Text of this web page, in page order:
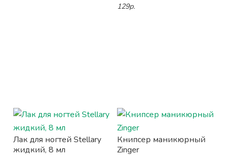
129р.
Лак для ногтей Stellary
жидкий, 8 мл
Книпсер маникюрный
Zinger